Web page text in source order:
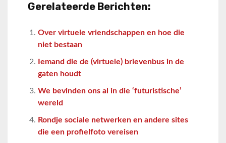
Gerelateerde Berichten:
Over virtuele vriendschappen en hoe die
niet bestaan
Iemand die de (virtuele) brievenbus in de
gaten houdt
We bevinden ons al in die ‘futuristische’
wereld
Rondje sociale netwerken en andere sites
die een profielfoto vereisen